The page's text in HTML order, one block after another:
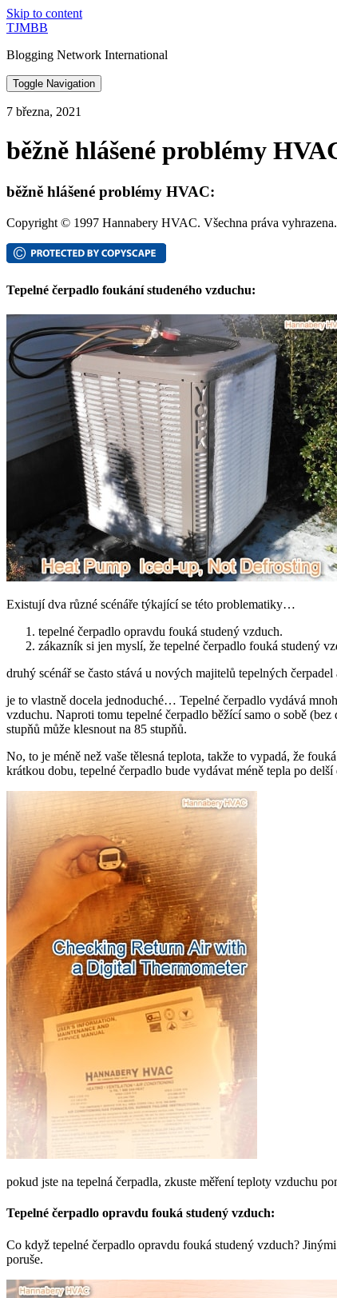
Skip to content
TJMBB
Blogging Network International
Toggle Navigation
7 března, 2021
běžně hlášené problémy
běžně hlášené problémy HVAC:
Copyright © 1997 Hannabery HVAC. Všechna práva vyhrazena.
Tepelné čerpadlo foukání studeného vzduchu:
Existují dva různé scénáře týkající se této problematiky…
tepelné čerpadlo opravdu fouká studený vzduch.
zákazník si jen myslí, že tepelné čerpadlo fouká studený
druhý scénář se často stává u nových majitelů tepelných
je to vlastně docela jednoduché… Tepelné čerpadlo vydává
vzduchu. Naproti tomu tepelné čerpadlo běžící samo o sobě
stupňů může klesnout na 85 stupňů.
No, to je méně než vaše tělesná teplota, takže to vypadá, že
krátkou dobu, tepelné čerpadlo bude vydávat méně tepla po delší
pokud jste na tepelná čerpadla, zkuste měření teploty vzduchu
Tepelné čerpadlo opravdu fouká studený vzduch:
Co když tepelné čerpadlo opravdu fouká studený vzduch?
poruše.